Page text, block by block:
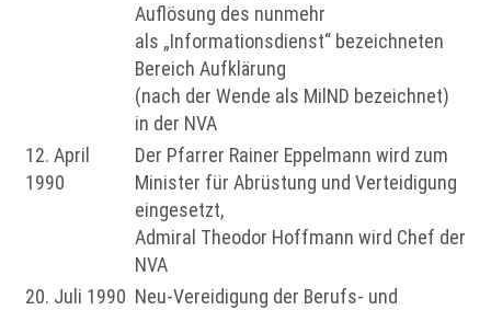
Auflösung des nunmehr
als „Informationsdienst“ bezeichneten
Bereich Aufklärung
(nach der Wende als MilND bezeichnet)
in der NVA
12. April
1990
Der Pfarrer Rainer Eppelmann wird zum
Minister für Abrüstung und Verteidigung
eingesetzt,
Admiral Theodor Hoffmann wird Chef der
NVA
20. Juli 1990 Neu-Vereidigung der Berufs- und